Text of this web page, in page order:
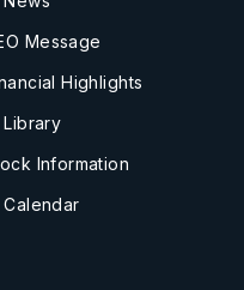
Message
Highlights
Library
Information
Calendar